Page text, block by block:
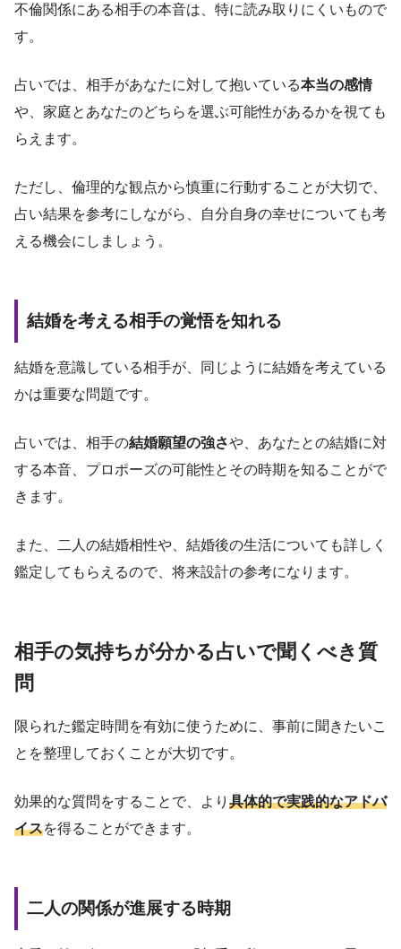
不倫関係にある相手の本音は、特に読み取りにくいもので
す。
占いでは、相手があなたに対して抱いている本当の感情
や、家庭とあなたのどちらを選ぶ可能性があるかを視ても
らえます。
ただし、倫理的な観点から慎重に行動することが大切で、
占い結果を参考にしながら、自分自身の幸せについても考
える機会にしましょう。
結婚を考える相手の覚悟を知れる
結婚を意識している相手が、同じように結婚を考えている
かは重要な問題です。
占いでは、相手の結婚願望の強さや、あなたとの結婚に対
する本音、プロポーズの可能性とその時期を知ることがで
きます。
また、二人の結婚相性や、結婚後の生活についても詳しく
鑑定してもらえるので、将来設計の参考になります。
相手の気持ちが分かる占いで聞くべき質
問
限られた鑑定時間を有効に使うために、事前に聞きたいこ
とを整理しておくことが大切です。
効果的な質問をすることで、より 具体的で実践的なアドバ
イスを得ることができます。
二人の関係が進展する時期